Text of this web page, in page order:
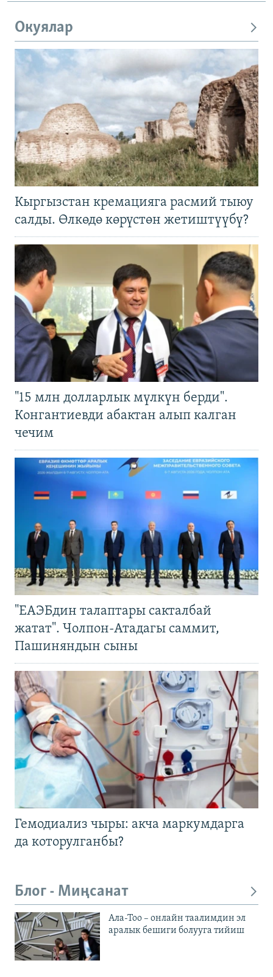
Окуялар
Кыргызстан кремацияга расмий тыюу
салды. Өлкөдө көрүстөн жетиштүүбү?
"15 млн долларлык мүлкүн берди".
Конгантиевди абактан алып калган
чечим
"ЕАЭБдин талаптары сакталбай
жатат". Чолпон-Атадагы саммит,
Пашиняндын сыны
Гемодиализ чыры: акча маркумдарга
да которулганбы?
Блог - Миңсанат
Ала-Тоо – онлайн таалимдин эл
аралык бешиги болууга тийиш